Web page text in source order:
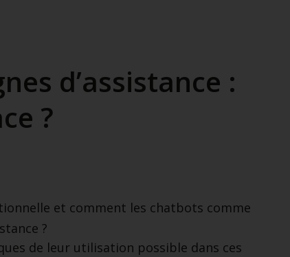
d’assistance :
?
et comment les chatbots comme
?
de leur utilisation possible dans ces